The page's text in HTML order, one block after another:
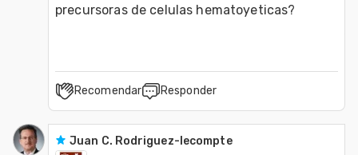
precursoras de celulas hematoyeticas?
Recomendar Responder
Juan C. Rodriguez-lecompte